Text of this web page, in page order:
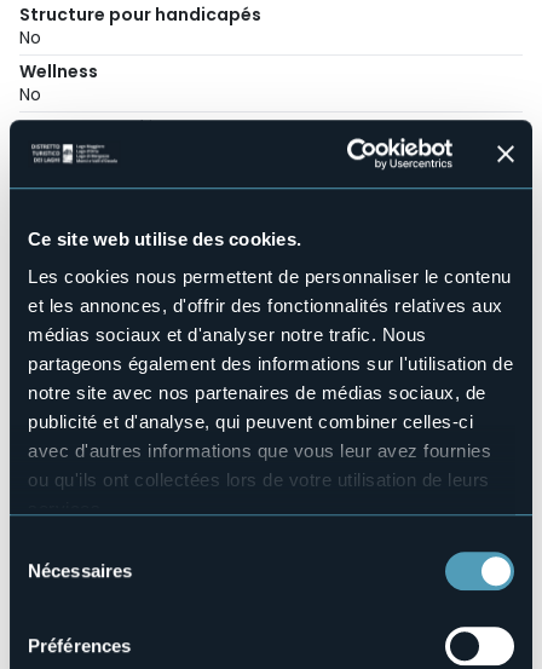
Ce site web utilise des cookies.
Les cookies nous permettent de personnaliser le contenu
et les annonces, d'offrir des fonctionnalités relatives aux
médias sociaux et d'analyser notre trafic. Nous
partageons également des informations sur l'utilisation de
notre site avec nos partenaires de médias sociaux, de
publicité et d'analyse, qui peuvent combiner celles-ci
avec d'autres informations que vous leur avez fournies
ou qu'ils ont collectées lors de votre utilisation de leurs
manière de les gérer et de les supprimer,
cliquez ici
Nécessaires
Préférences
Structure pour handicapés
No
Wellness
No
Salles de conférences
No
Piscine
Animaux acceptés
Sì
Nombres de chambres
Nombres de lits
13
E-mail
countryhouselavilla@gmail.com
Site Internet
https://countryhouselavilla.it/
Codice CIR
Réserver